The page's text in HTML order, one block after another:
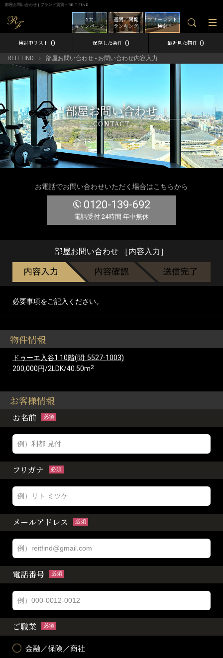
部屋お問い合わせ | ブランド賃貸－REIT FIND
フリーレント
検索
週間／閲覧
ランキング
5大
キャンペーン
検討中リスト 0 保存した条件 0 最近見た物件 0
REIT FIND 部屋お問い合わせ - お問い合わせ内容入力
部屋お問い合わせ
CONTACT
お電話でお問い合わせいただく場合はこちらから
0120-139-692
電話受付 24時間 年中無休
部屋お問い合わせ ［内容入力］
必要事項をご記入ください。
物件情報
ドゥーエ入谷1 10階(問: 5527-1003)
200,000円/2LDK/40.50m2
お客様情報
お名前 必須
フリガナ 必須
メールアドレス 必須
電話番号 必須
ご職業 必須
金融／保険／商社